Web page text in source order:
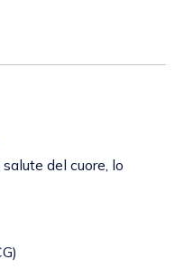
del cuore, lo